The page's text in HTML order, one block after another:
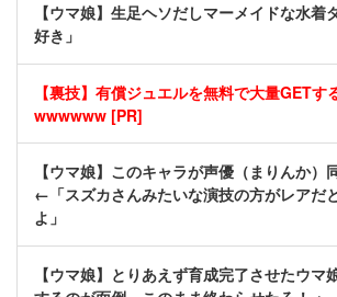
【ウマ娘】生足ヘソだしマーメイドな水着
好き」
【裏技】有償ジュエルを無料で大量GETす
wwwwww [PR]
【ウマ娘】このキャラが声優（まりんか）
←「スズカさんみたいな演技の方がレアだ
よ」
【ウマ娘】とりあえず育成完了させたウマ